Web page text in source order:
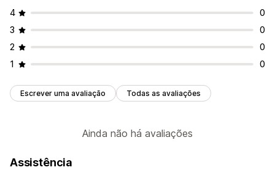
4
0
3
0
2
0
1
0
Escrever uma avaliação Todas as avaliações
Ainda não há avaliações
Assistência